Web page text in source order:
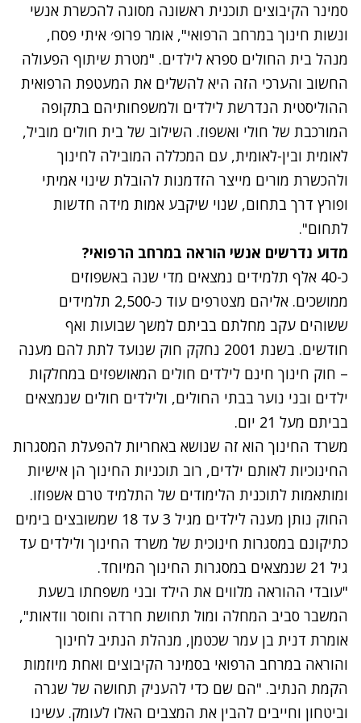
סמינר הקיבוצים תוכנית ראשונה מסוגה להכשרת אנשי
ונשות חינוך במרחב הרפואי", אומר פרופ׳ איתי פסח,
מנהל בית החולים ספרא לילדים. "מטרת שיתוף הפעולה
החשוב והערכי הזה היא להשלים את המעטפת הרפואית
ההוליסטית הנדרשת לילדים ולמשפחותיהם בתקופה
המורכבת של חולי ואשפוז. השילוב של בית חולים מוביל,
לאומית ובין-לאומית, עם המכללה המובילה לחינוך
ולהכשרת מורים מייצר הזדמנות להובלת שינוי אמיתי
ופורץ דרך בתחום, שנוי שיקבע אמות מידה חדשות
לתחום".
מדוע נדרשים אנשי הוראה במרחב הרפואי?
כ-40 אלף תלמידים נמצאים מדי שנה באשפוזים
ממושכים. אליהם מצטרפים עוד כ-2,500 תלמידים
ששוהים עקב מחלתם בביתם למשך שבועות ואף
חודשים. בשנת 2001 נחקק חוק שנועד לתת להם מענה
– חוק חינוך חינם לילדים חולים המאושפזים במחלקות
ילדים ובני נוער בבתי החולים, ולילדים חולים שנמצאים
בביתם מעל 21 יום.
משרד החינוך הוא זה שנושא באחריות להפעלת המסגרות
החינוכיות לאותם ילדים, רוב תוכניות החינוך הן אישיות
ומותאמות לתוכנית הלימודים של התלמיד טרם אשפוזו.
החוק נותן מענה לילדים מגיל 3 עד 18 שמשובצים בימים
כתיקונם במסגרות חינוכית של משרד החינוך ולילדים עד
גיל 21 שנמצאים במסגרות החינוך המיוחד.
"עובדי ההוראה מלווים את הילד ובני משפחתו בשעת
המשבר סביב המחלה ומול תחושת חרדה וחוסר וודאות",
אומרת דנית בן עמר שכטמן, מנהלת הנתיב לחינוך
והוראה במרחב הרפואי בסמינר הקיבוצים ואחת מיוזמות
הקמת הנתיב. "הם שם כדי להעניק תחושה של שגרה
וביטחון וחייבים להבין את המצבים האלו לעומק. עשינו